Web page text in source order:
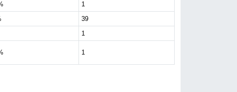
1
39
1
1